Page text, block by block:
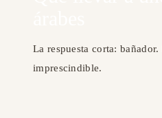
La respuesta corta:
imprescindible.